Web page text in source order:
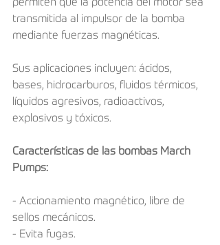
permiten que la potencia del motor sea
transmitida al impulsor de la bomba
mediante fuerzas magnéticas.
Sus aplicaciones incluyen: ácidos,
bases, hidrocarburos, fluidos térmicos,
líquidos agresivos, radioactivos,
explosivos y tóxicos.
Características de las bombas March
Pumps:
- Accionamiento magnético, libre de
sellos mecánicos.
- Evita fugas.